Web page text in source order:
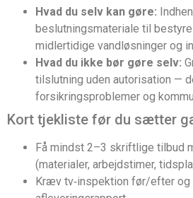
Hvad du selv kan gøre:
beslutningsmateriale til
midlertidige vandløsninger og
Hvad du ikke bør gøre selv:
tilslutning uden autorisation —
forsikringsproblemer og
Kort tjekliste før du sætter
Få mindst 2–3 skriftlige tilbud
(materialer, arbejdstimer,
Kræv tv‑inspektion før/efter og